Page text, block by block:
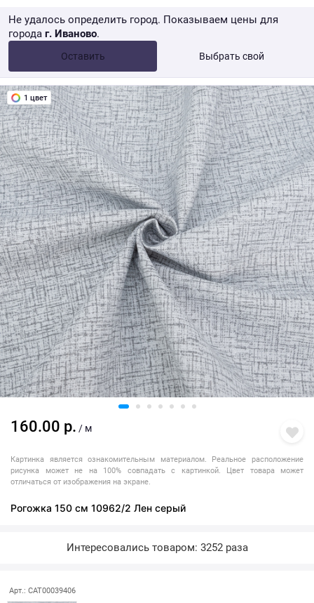
Не удалось определить город. Показываем цены для
города г. Иваново.
Оставить Выбрать свой
от 10 000 ₽ Розница → WB
1 цвет
160.00 р. / м
Картинка является ознакомительным материалом. Реальное расположение
рисунка может не на 100% совпадать с картинкой. Цвет товара может
отличаться от изображения на экране.
Рогожка 150 см 10962/2 Лен серый
Интересовались товаром: 3252 раза
Арт.: CAT00039406